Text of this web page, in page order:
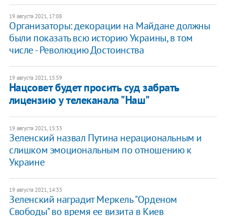
19 августа 2021, 17:08
Организаторы: декорации на Майдане должны
были показать всю историю Украины, в том
числе - Революцию Достоинства
19 августа 2021, 15:59
Нацсовет будет просить суд забрать
лицензию у телеканала "Наш"
19 августа 2021, 15:33
Зеленский назвал Путина нерациональным и
слишком эмоциональным по отношению к
Украине
19 августа 2021, 14:33
Зеленский наградит Меркель "Орденом
Свободы" во время ее визита в Киев